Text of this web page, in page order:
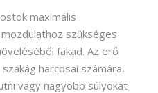
maximális
szükséges
fakad. Az erő
harcosai számára,
vagy nagyobb súlyokat